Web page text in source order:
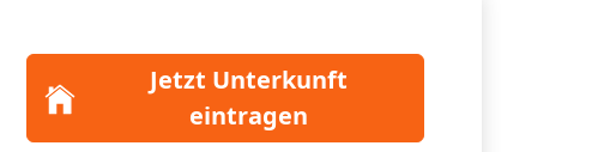
Jetzt Unterkunft
eintragen